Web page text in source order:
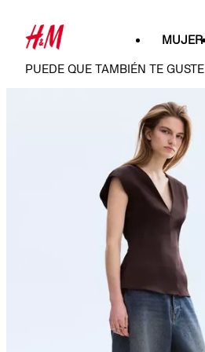
MUJER
PUEDE QUE TAMBIÉN TE GUSTE